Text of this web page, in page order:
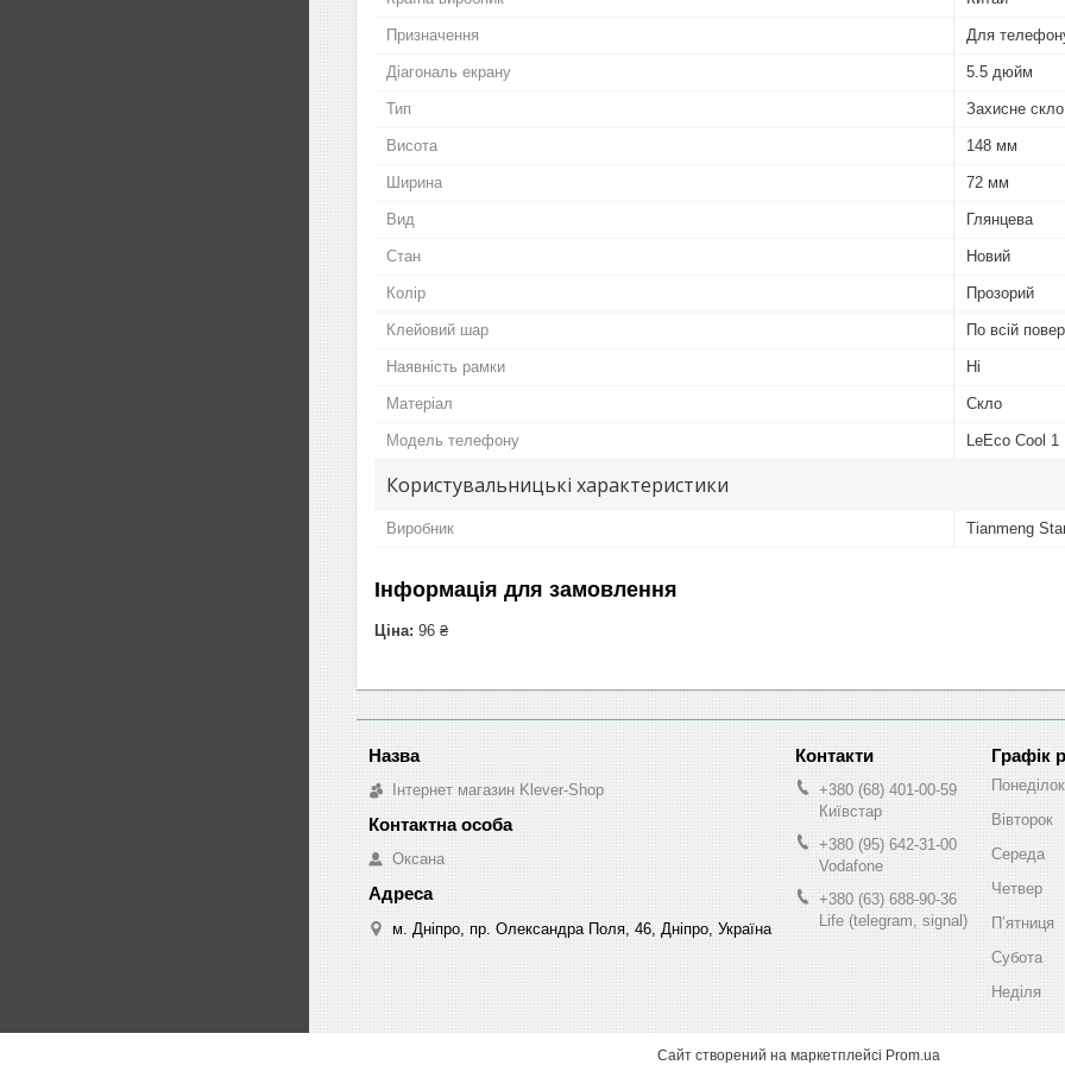
Призначення Для
Діагональ екрану 5.5 дюйм
Тип Захисне скло
Висота 148 мм
Ширина 72 мм
Вид Глянцева
Стан Новий
Колір Прозорий
Клейовий шар По всій
Наявність рамки Ні
Матеріал Скло
Модель телефону LeEco Cool 1
Користувальницькі характеристики
Виробник Tianmeng
Інформація для замовлення
Ціна: 96 ₴
Інтернет магазин Klever-Shop
Оксана
м. Дніпро, пр. Олександра Поля, 46, Дніпро, Україна
+380 (68) 401-00-59
Київстар
+380 (95) 642-31-00
Vodafone
+380 (63) 688-90-36
Life (telegram, signal)
Графік
Понеділок
Вівторок
Середа
Четвер
Пʼятниця
Субота
Неділя
Сайт створений на маркетплейсі Prom.ua